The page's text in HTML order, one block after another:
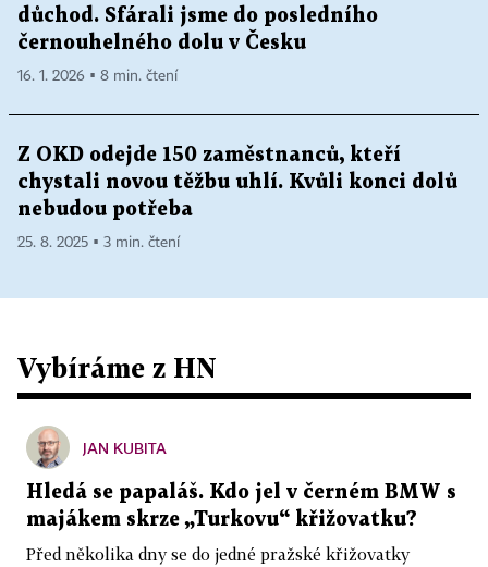
důchod. Sfárali jsme do posledního
černouhelného dolu v Česku
16. 1. 2026 ▪ 8 min. čtení
Z OKD odejde 150 zaměstnanců, kteří
chystali novou těžbu uhlí. Kvůli konci dolů
nebudou potřeba
25. 8. 2025 ▪ 3 min. čtení
Vybíráme z HN
JAN KUBITA
Hledá se papaláš. Kdo jel v černém BMW s
majákem skrze „Turkovu“ křižovatku?
Před několika dny se do jedné pražské křižovatky